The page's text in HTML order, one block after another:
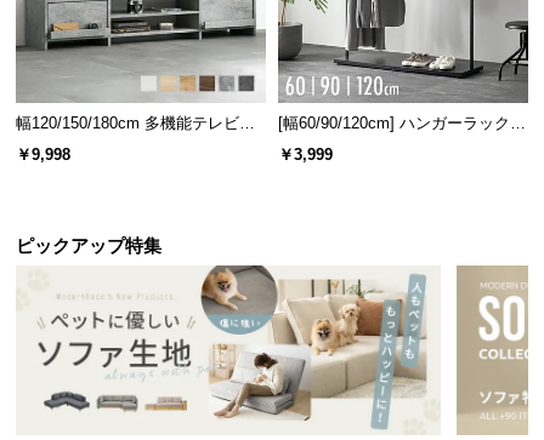
デンマーク家具シリーズをもっと見る
表面の加工は豊富な4パターン
をご用意。お部屋のテ
イストに合わせてお選びいただけます。
幅120/150/180cm 多機能テレビボ
ード 木目/石目調 オープン収納・
￥9,998
[幅60/90/120cm] ハンガーラック
スチール 4段階高さ調節 サイドフ
￥3,999
ピックアップ特集